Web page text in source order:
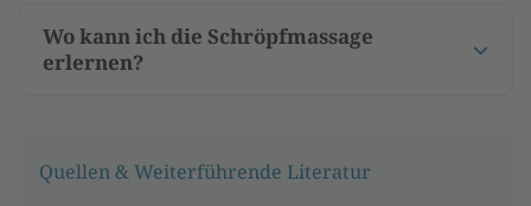
Wo kann ich die Schröpfmassage
erlernen?
Quellen & Weiterführende Literatur